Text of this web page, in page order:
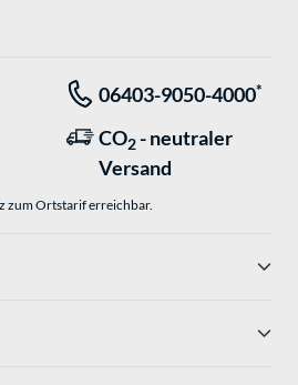
06403-9050-4000*
CO2 - neutraler
Versand
zum Ortstarif erreichbar.